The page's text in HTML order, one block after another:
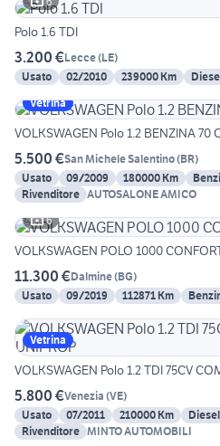
Polo 1.6 TDI
3.200 €Lecce(LE)
Usato
02/2010 239000 Km
Vetrina
VOLKSWAGEN Polo 1.2 BENZINA 70
5.500 €San Michele Salentino(BR)
Usato
09/2009 180000 Km
Rivenditore AUTOSALONE AMICO
6
VOLKSWAGEN POLO 1000
11.300 €Dalmine(BG)
Usato
09/2019 112871 Km
Vetrina
VOLKSWAGEN Polo 1.2 TDI 75CV
5.800 €Venezia (VE)
Usato
07/2011 210000 Km Diesel
Rivenditore MINTO AUTOMOBILI